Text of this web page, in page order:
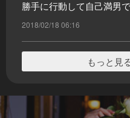
勝手に行動して自己満男で
2018/02/18 06:16
もっと見